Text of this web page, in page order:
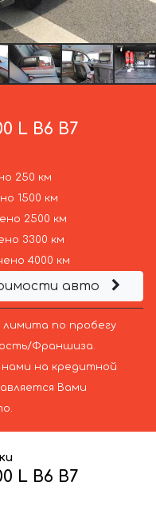
L B6 B7
250 км
1500 км
2500 км
3300 км
4000 км
авто
по пробегу
Франшиза.
нами на кредитной
Вами
L B6 B7